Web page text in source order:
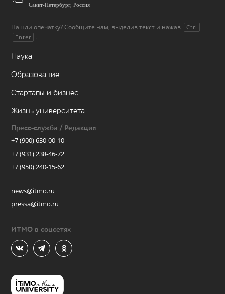
Санкт-Петербург, Россия
Нашли опечатку? Сообщите нам, выделив текст и нажав Ctrl +
Enter .
Наука
Образование
Стартапы и бизнес
Жизнь университета
Пресс-служба / Редакция
+7 (900) 630-00-10
+7 (931) 238-46-72
+7 (950) 240-15-62
news@itmo.ru
pressa@itmo.ru
ИТМО в соцсетях